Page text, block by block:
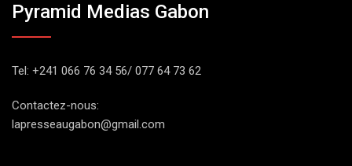
Pyramid Medias Gabon
Tel: +241 066 76 34 56/ 077 64 73 62
Contactez-nous:
lapresseaugabon@gmail.com